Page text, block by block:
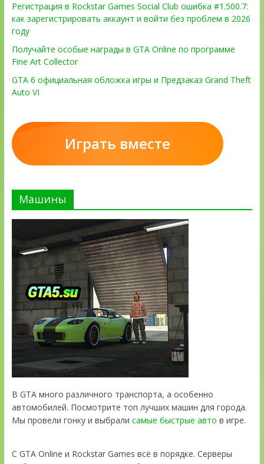
Регистрация в Rockstar Games Social Club ошибка #1.500.7:
как зарегистрировать аккаунт и войти без проблем в 2026
году
Получайте особые награды в GTA Online по программе
Fine Art Collector
GTA 6 официальная обложка игры и Предзаказ Grand Theft
Auto VI
Играть вместе
Машины
В GTA много различного транспорта, а особенно
автомобилей. Посмотрите топ лучших машин для города.
Мы провели гонку и выбрали самые быстрые авто в игре.
С GTA Online и Rockstar Games всё в порядке. Серверы